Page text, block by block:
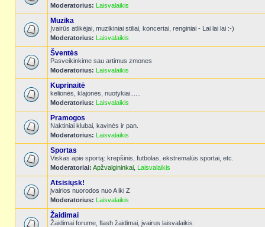
Moderatorius: Laisvalaikis
Muzika
Įvairūs atlikėjai, muzikiniai stiliai, koncertai, renginiai - Lai lai lai :-)
Moderatorius: Laisvalaikis
Šventės
Pasveikinkime sau artimus zmones
Moderatorius: Laisvalaikis
Kuprinaitė
kelionės, klajonės, nuotykiai......
Moderatorius: Laisvalaikis
Pramogos
Naktiniai klubai, kavinės ir pan.
Moderatorius: Laisvalaikis
Sportas
Viskas apie sportą: krepšinis, futbolas, ekstremalūs sportai, etc.
Moderatoriai: Apžvalgininkai Laisvalaikis
Atsisiųsk!
įvairios nuorodos nuo A iki Z
Moderatorius: Laisvalaikis
Žaidimai
Žaidimai forume, flash žaidimai, įvairus laisvalaikis